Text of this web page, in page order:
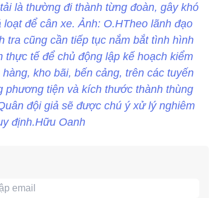
là thường đi thành từng đoàn, gây khó
để cân xe. Ảnh: O.HTheo lãnh đạo
tra cũng cần tiếp tục nắm bắt tình hình
thực tế để chủ động lập kế hoạch kiểm
kho bãi, bến cảng, trên các tuyến
phương tiện và kích thước thành thùng
đội giả sẽ được chú ý xử lý nghiêm
định.Hữu Oanh